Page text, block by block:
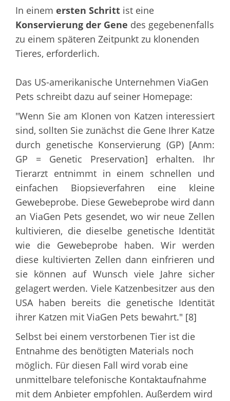
In einem ersten Schritt ist eine
Konservierung der Gene des gegebenenfalls
zu einem späteren Zeitpunkt zu klonenden
Tieres, erforderlich.
Das US-amerikanische Unternehmen ViaGen
Pets schreibt dazu auf seiner Homepage:
"Wenn Sie am Klonen von Katzen interessiert
sind, sollten Sie zunächst die Gene Ihrer Katze
durch genetische Konservierung (GP) [Anm:
GP = Genetic Preservation] erhalten. Ihr
Tierarzt entnimmt in einem schnellen und
einfachen Biopsieverfahren eine kleine
Gewebeprobe. Diese Gewebeprobe wird dann
an ViaGen Pets gesendet, wo wir neue Zellen
kultivieren, die dieselbe genetische Identität
wie die Gewebeprobe haben. Wir werden
diese kultivierten Zellen dann einfrieren und
sie können auf Wunsch viele Jahre sicher
gelagert werden. Viele Katzenbesitzer aus den
USA haben bereits die genetische Identität
ihrer Katzen mit ViaGen Pets bewahrt." [8]
Selbst bei einem verstorbenen Tier ist die
Entnahme des benötigten Materials noch
möglich. Für diesen Fall wird vorab eine
unmittelbare telefonische Kontaktaufnahme
mit dem Anbieter empfohlen. Außerdem wird